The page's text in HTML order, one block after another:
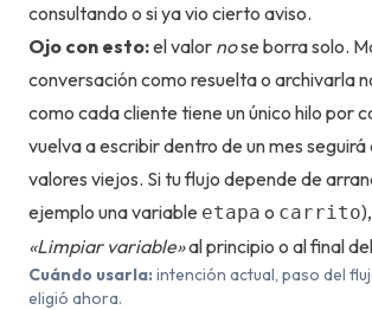
consultando o si ya vio cierto aviso.
Ojo con esto:el valor nose borra solo.
conversación como resuelta o archivarla
como cada cliente tiene un único hilo por
vuelva a escribir dentro de un mes
valores viejos. Si tu flujo depende de
ejemplo una variable etapa o carrito
«Limpiar variable»al principio o al final
Cuándo usarla: intención actual, paso del
eligió ahora.